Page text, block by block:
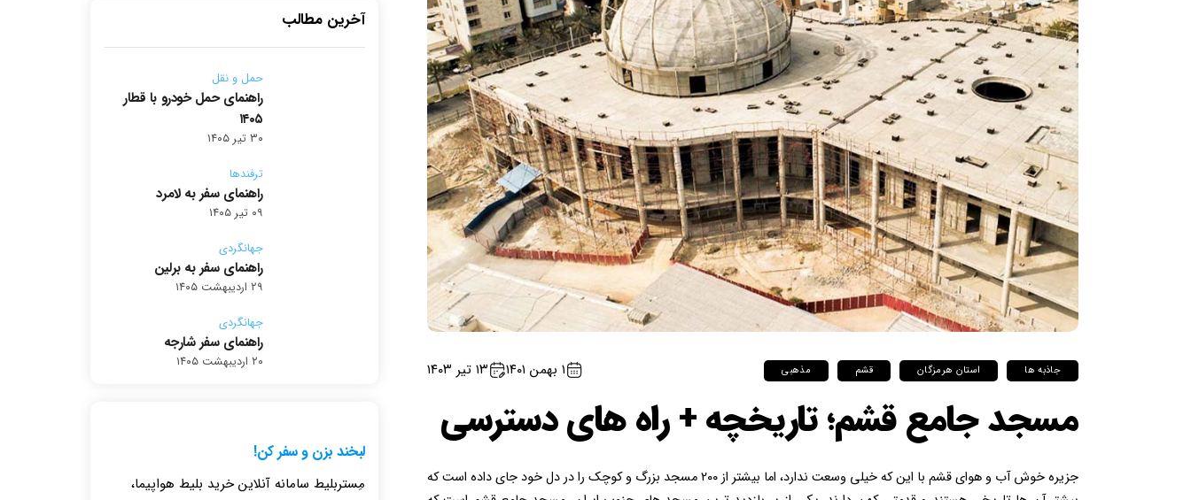
جاذبه ها استان هرمزگان قشم مذهبی ۱ بهمن ۱۴۰۱ ۱۳ تیر ۱۴۰۳
مسجد جامع قشم؛ تاریخچه + راه های دسترسی
جزیره‌ خوش آب و هوای قشم با این که خیلی وسعت ندارد، اما بیشتر از ۲۰۰ مسجد بزرگ و کوچک را در دل خود جای داده است که
آخرین مطالب
حمل و نقل
راهنمای حمل خودرو با قطار
۱۴۰۵
۳۰ تیر ۱۴۰۵
ترفندها
راهنمای سفر به لامرد
۰۹ تیر ۱۴۰۵
جهانگردی
راهنمای سفر به برلین
۲۹ اردیبهشت ۱۴۰۵
جهانگردی
راهنمای سفر شارجه
۲۰ اردیبهشت ۱۴۰۵
لبخند بزن و سفر کن!
مِستربلیط سامانه آنلاین خرید بلیط هواپیما،